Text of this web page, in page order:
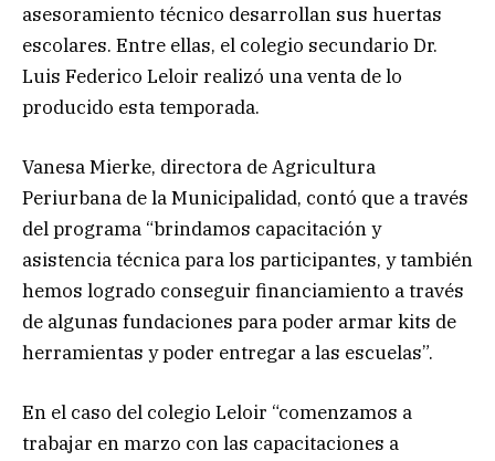
asesoramiento técnico desarrollan sus huertas
escolares. Entre ellas, el colegio secundario Dr.
Luis Federico Leloir realizó una venta de lo
producido esta temporada.
Vanesa Mierke, directora de Agricultura
Periurbana de la Municipalidad, contó que a través
del programa “brindamos capacitación y
asistencia técnica para los participantes, y también
hemos logrado conseguir financiamiento a través
de algunas fundaciones para poder armar kits de
herramientas y poder entregar a las escuelas”.
En el caso del colegio Leloir “comenzamos a
trabajar en marzo con las capacitaciones a